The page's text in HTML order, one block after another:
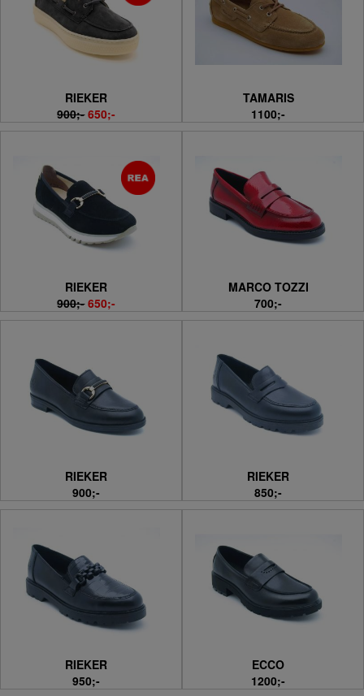
RIEKER
900;- 650;-
TAMARIS
1100;-
RIEKER
900;- 650;-
MARCO TOZZI
700;-
RIEKER
900;-
RIEKER
850;-
RIEKER
950;-
ECCO
1200;-